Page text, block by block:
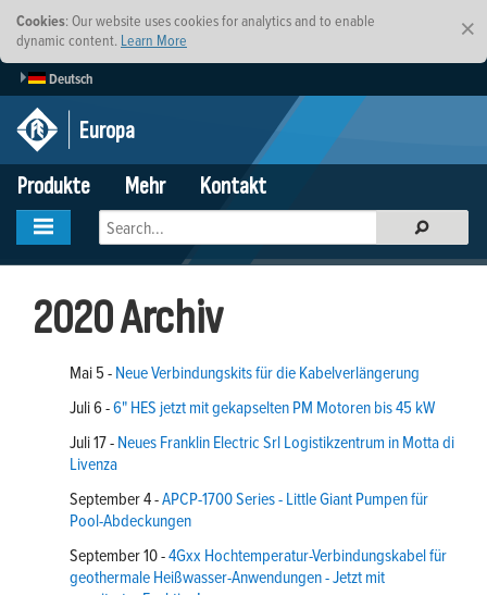
×
Cookies: Our website uses cookies for analytics and to enable
dynamic content. Learn More
Deutsch
Europa
Produkte
Mehr Kontakt
2020 Archiv
Mai 5 -Neue Verbindungskits für die Kabelverlängerung
Juli 6 -6" HES jetzt mit gekapselten PM Motoren bis 45 kW
Juli 17 -Neues Franklin Electric Srl Logistikzentrum in Motta di
Livenza
September 4 -APCP-1700 Series - Little Giant Pumpen für
Pool-Abdeckungen
September 10 -4Gxx Hochtemperatur-Verbindungskabel für
geothermale Heißwasser-Anwendungen - Jetzt mit